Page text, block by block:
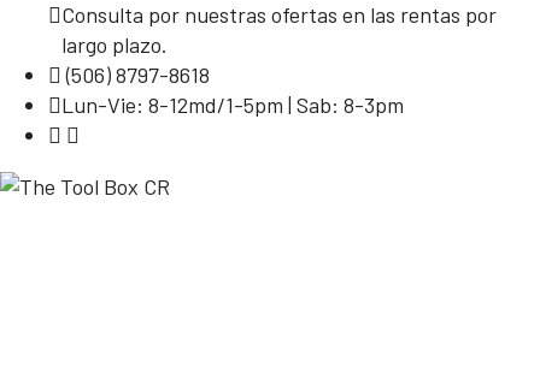
Consulta por nuestras ofertas en las rentas por
largo plazo.
(506) 8797-8618
Lun-Vie: 8-12md/1-5pm | Sab: 8-3pm